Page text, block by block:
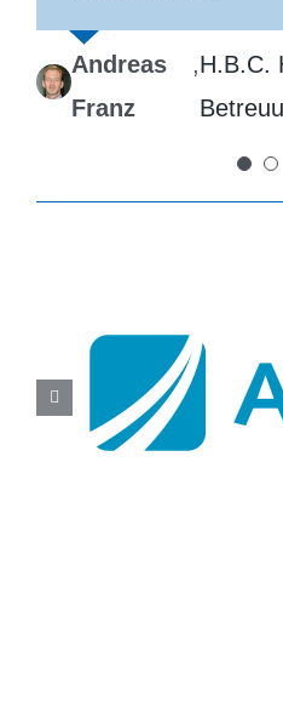
Andreas
Franz
,H.B.C.
Espelund